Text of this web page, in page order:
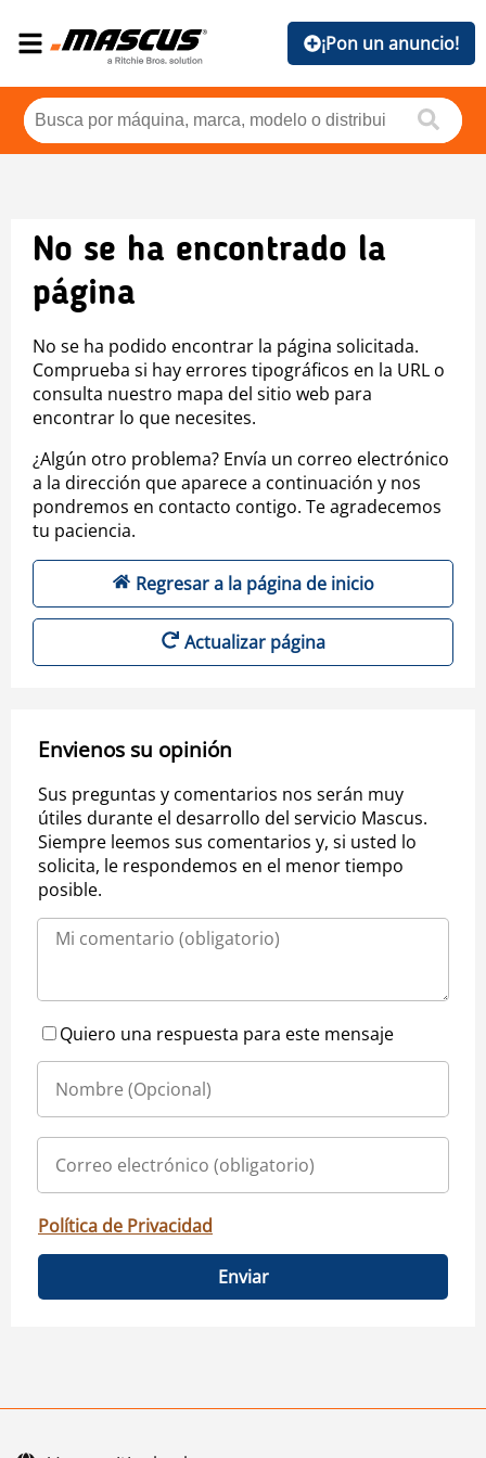
¡Pon un anuncio!
No se ha encontrado la
página
No se ha podido encontrar la página solicitada.
Comprueba si hay errores tipográficos en la URL o
consulta nuestro mapa del sitio web para
encontrar lo que necesites.
¿Algún otro problema? Envía un correo electrónico
a la dirección que aparece a continuación y nos
pondremos en contacto contigo. Te agradecemos
tu paciencia.
Regresar a la página de inicio
Actualizar página
Envienos su opinión
Sus preguntas y comentarios nos serán muy
útiles durante el desarrollo del servicio Mascus.
Siempre leemos sus comentarios y, si usted lo
solicita, le respondemos en el menor tiempo
posible.
Quiero una respuesta para este mensaje
Política de Privacidad
Enviar